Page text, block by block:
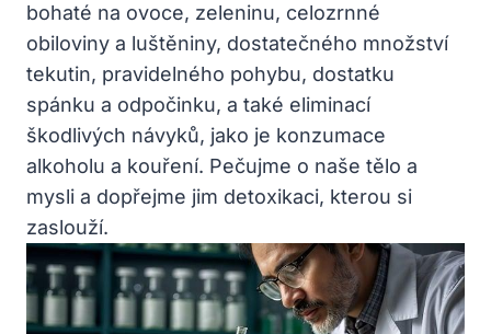
bohaté ‌na ovoce, ‌zeleninu, celozrnné
obiloviny a luštěniny, dostatečného množství
tekutin, pravidelného pohybu, dostatku‌
spánku a odpočinku, a také eliminací
škodlivých⁤ návyků, jako je konzumace
alkoholu a kouření. Pečujme o naše tělo a
mysli ⁣a dopřejme⁣ jim detoxikaci, kterou‌ si
zaslouží.